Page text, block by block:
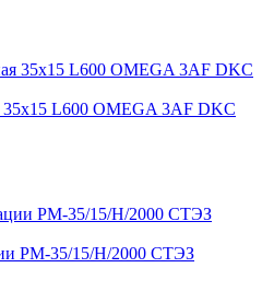
L600 OMEGA 3AF DKC
РМ-35/15/Н/2000 СТЭЗ